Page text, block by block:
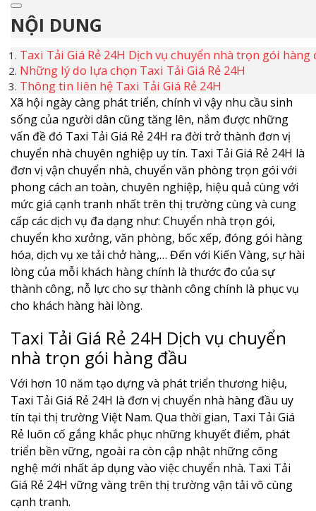
NỘI DUNG
Taxi Tải Giá Rẻ 24H Dịch vụ chuyển nhà trọn gói hàng
Những lý do lựa chọn Taxi Tải Giá Rẻ 24H
Thông tin liên hệ Taxi Tải Giá Rẻ 24H
Xã hội ngày càng phát triển, chính vì vậy nhu cầu sinh
sống của người dân cũng tăng lên, nắm được những
vấn đề đó Taxi Tải Giá Rẻ 24H ra đời trở thành đơn vị
chuyển nhà chuyên nghiệp uy tín. Taxi Tải Giá Rẻ 24H là
đơn vị vận chuyển nhà, chuyển văn phòng trọn gói với
phong cách an toàn, chuyên nghiệp, hiệu quả cùng với
mức giá cạnh tranh nhất trên thị trường cùng và cung
cấp các dịch vụ đa dạng như: Chuyển nhà trọn gói,
chuyển kho xưởng, văn phòng, bốc xếp, đóng gói hàng
hóa, dịch vụ xe tải chở hàng,… Đến với Kiến Vàng, sự hài
lòng của mỗi khách hàng chính là thước đo của sự
thành công, nỗ lực cho sự thành công chính là phục vụ
cho khách hàng hài lòng.
Taxi Tải Giá Rẻ 24H Dịch vụ chuyển
nhà trọn gói hàng đầu
Với hơn 10 năm tạo dựng và phát triển thương hiệu,
Taxi Tải Giá Rẻ 24H là đơn vị chuyển nhà hàng đầu uy
tín tại thị trường Việt Nam. Qua thời gian, Taxi Tải Giá
Rẻ luôn cố gắng khắc phục những khuyết điểm, phát
triển bền vững, ngoài ra còn cập nhật những công
nghệ mới nhất áp dụng vào việc chuyển nhà. Taxi Tải
Giá Rẻ 24H vững vàng trên thị trường vận tải vô cùng
cạnh tranh.